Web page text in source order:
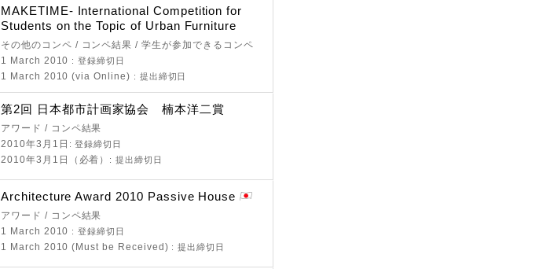
MAKETIME- International Competition for
Students on the Topic of Urban Furniture
その他のコンペ / コンペ結果 / 学生が参加できるコンペ
1 March 2010 : 登録締切日
1 March 2010 (via Online) : 提出締切日
第2回 日本都市計画家協会 楠本洋二賞
アワード / コンペ結果
2010年3月1日 : 登録締切日
2010年3月1日（必着） : 提出締切日
Architecture Award 2010 Passive House
アワード / コンペ結果
1 March 2010 : 登録締切日
1 March 2010 (Must be Received) : 提出締切日